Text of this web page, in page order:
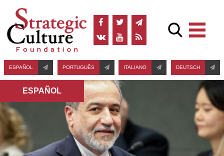
ESPAÑOL PORTUGUÊS ITALIANO DEUTSCH
ESPAÑOL